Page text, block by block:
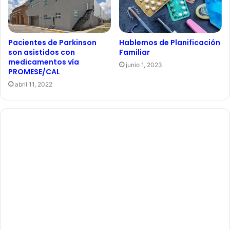
Pacientes de Parkinson
son asistidos con
medicamentos vía
PROMESE/CAL
abril 11, 2022
Hablemos de Planificación
Familiar
junio 1, 2023